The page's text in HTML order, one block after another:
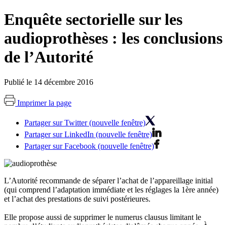
Enquête sectorielle sur les
audioprothèses : les conclusions
de l’Autorité
Publié le 14 décembre 2016
Imprimer la page
Partager sur Twitter (nouvelle fenêtre)
Partager sur LinkedIn (nouvelle fenêtre)
Partager sur Facebook (nouvelle fenêtre)
L’Autorité recommande de séparer l’achat de l’appareillage initial
(qui comprend l’adaptation immédiate et les réglages la 1ère année)
et l’achat des prestations de suivi postérieures.
Elle propose aussi de supprimer le numerus clausus limitant le